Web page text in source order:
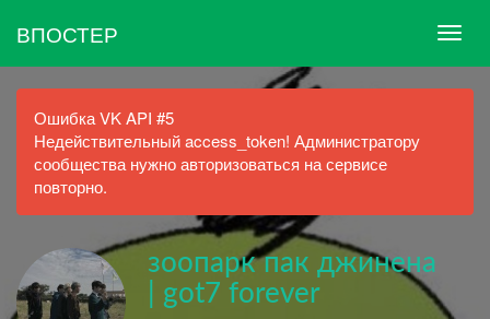
ВПОСТЕР
Ошибка VK API #5
Недействительный access_token! Администратору
сообщества нужно авторизоваться на сервисе
повторно.
зоопарк пак джинена
| got7 forever